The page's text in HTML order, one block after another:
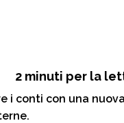
2minuti per la
i conti con una nuova